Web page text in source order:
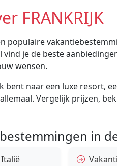
FRANKRIJK
populaire
vind je de beste
wensen.
bent naar een luxe resort,
Vergelijk prijzen,
in